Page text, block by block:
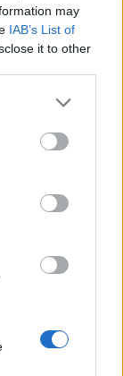
may
IAB’s List of
it to other
more Google
may click to
tags to
below Google
is
héten a